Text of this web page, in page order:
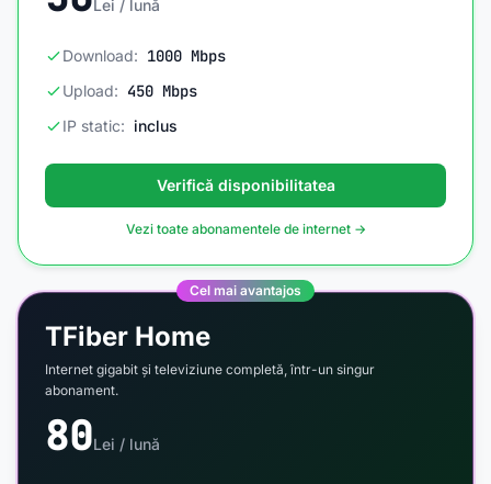
Lei / lună
Download: 1000 Mbps
Upload: 450 Mbps
IP static: inclus
Verifică disponibilitatea
Vezi toate abonamentele de internet →
Cel mai avantajos
TFiber Home
Internet gigabit și televiziune completă, într-un singur
abonament.
80Lei / lună